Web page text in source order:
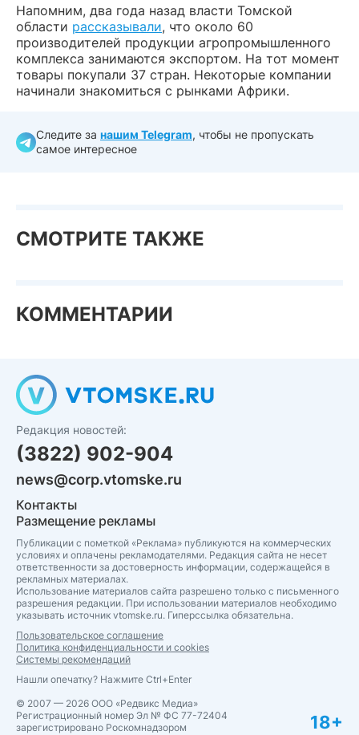
Напомним, два года назад власти Томской
области рассказывали, что около 60
производителей продукции агропромышленного
комплекса занимаются экспортом. На тот момент
товары покупали 37 стран. Некоторые компании
начинали знакомиться с рынками Африки.
Следите за нашим Telegram, чтобы не пропускать
самое интересное
СМОТРИТЕ ТАКЖЕ
КОММЕНТАРИИ
Редакция новостей:
(3822) 902-904
news@corp.vtomske.ru
Контакты
Размещение рекламы
Публикации с пометкой «Реклама» публикуются на коммерческих
условиях и оплачены рекламодателями. Редакция сайта не несет
ответственности за достоверность информации, содержащейся в
рекламных материалах.
Использование материалов сайта разрешено только с письменного
разрешения редакции. При использовании материалов необходимо
указывать источник vtomske.ru. Гиперссылка обязательна.
Пользовательское соглашение
Политика конфиденциальности и cookies
Системы рекомендаций
Нашли опечатку? Нажмите Ctrl+Enter
© 2007 — 2026 ООО «Редвикс Медиа»
Регистрационный номер Эл № ФС 77-72404
зарегистрировано Роскомнадзором
18+